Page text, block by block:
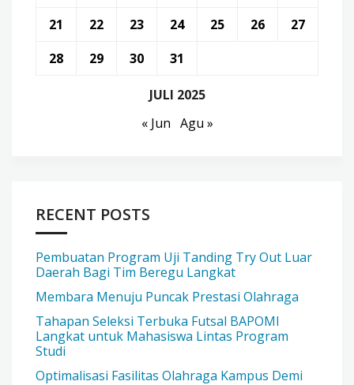
JULI 2025
21
22 23 24 25 26
27
28
29 30 31
« Jun Agu »
RECENT POSTS
Pembuatan Program Uji Tanding Try Out Luar
Daerah Bagi Tim Beregu Langkat
Membara Menuju Puncak Prestasi Olahraga
Tahapan Seleksi Terbuka Futsal BAPOMI
Langkat untuk Mahasiswa Lintas Program
Studi
Optimalisasi Fasilitas Olahraga Kampus Demi